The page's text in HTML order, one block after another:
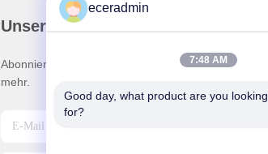
Unser Newsletter
Abonnieren Sie unseren Newsletter für Rabatte und
mehr.
eceradmin
7:48 AM
Good day, what product are you looking
for?